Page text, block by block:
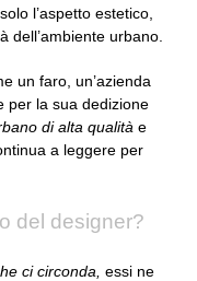
l’aspetto estetico,
dell’ambiente urbano.
un faro, un’azienda
per la sua dedizione
di alta qualità e
a leggere per
del designer?
ci circonda, essi ne